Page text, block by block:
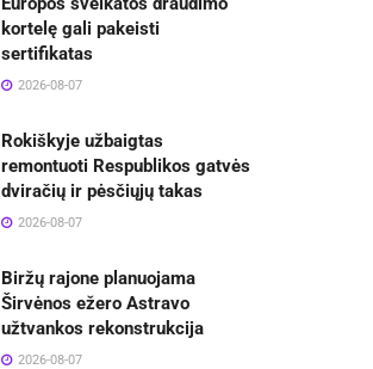
kortelę gali pakeisti
sertifikatas
2026-08-07
Rokiškyje užbaigtas
remontuoti Respublikos gatvės
dviračių ir pėsčiųjų takas
2026-08-07
Biržų rajone planuojama
Širvėnos ežero Astravo
užtvankos rekonstrukcija
2026-08-07